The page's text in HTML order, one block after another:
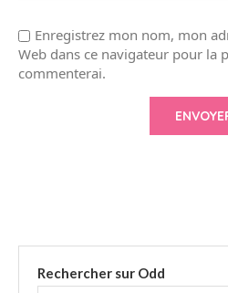
Enregistrez mon nom, mon
Web dans ce navigateur pour la
commenterai.
Rechercher sur Odd